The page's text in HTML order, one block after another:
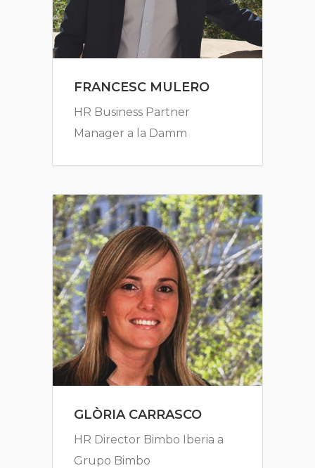
FRANCESC MULERO
HR Business Partner
Manager a la Damm
GLÒRIA CARRASCO
HR Director Bimbo Iberia a
Grupo Bimbo